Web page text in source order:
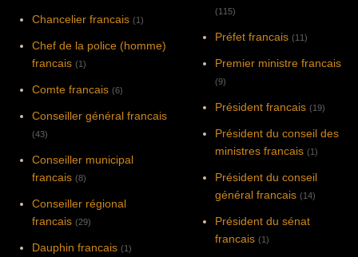
Chancelier francais (1)
Chef de la police (homme)
francais (1)
Comte francais (6)
Conseiller général francais
(43)
Conseiller municipal
francais (8)
Conseiller régional
francais (29)
Dauphin francais (1)
(115)
Préfet francais (11)
Premier ministre francais
(9)
Président francais (19)
Président du conseil des
ministres francais (1)
Président du conseil
général francais (14)
Président du sénat
francais (1)